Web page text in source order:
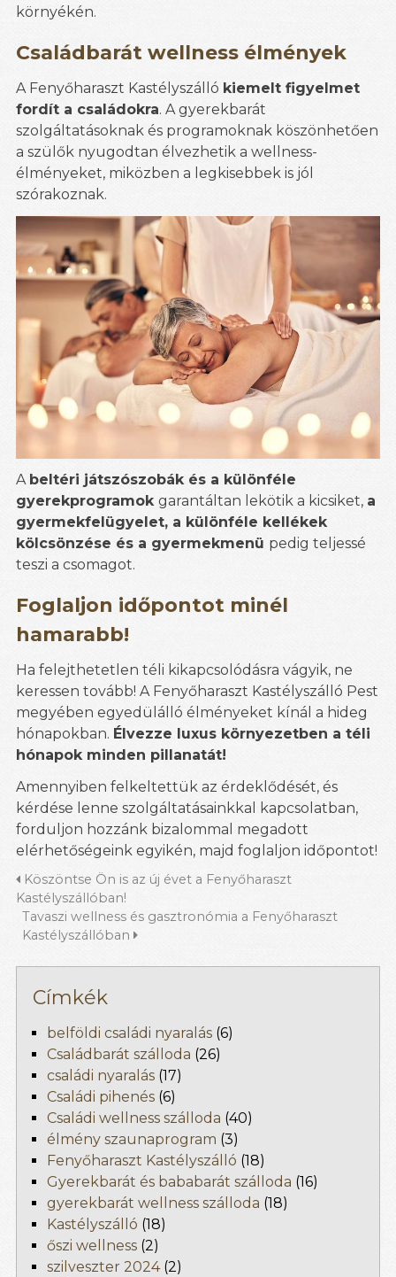
környékén.
Családbarát wellness élmények
A Fenyőharaszt Kastélyszálló kiemelt figyelmet
fordít a családokra. A gyerekbarát
szolgáltatásoknak és programoknak köszönhetően
a szülők nyugodtan élvezhetik a wellness-
élményeket, miközben a legkisebbek is jól
szórakoznak.
A beltéri játszószobák és a különféle
gyerekprogramok garantáltan lekötik a kicsiket, a
gyermekfelügyelet, a különféle kellékek
kölcsönzése és a gyermekmenü pedig teljessé
teszi a csomagot.
Foglaljon időpontot minél
hamarabb!
Ha felejthetetlen téli kikapcsolódásra vágyik, ne
keressen tovább! A Fenyőharaszt Kastélyszálló Pest
megyében egyedülálló élményeket kínál a hideg
hónapokban. Élvezze luxus környezetben a téli
hónapok minden pillanatát!
Amennyiben felkeltettük az érdeklődését, és
kérdése lenne szolgáltatásainkkal kapcsolatban,
forduljon hozzánk bizalommal megadott
elérhetőségeink egyikén, majd foglaljon időpontot!
Köszöntse Ön is az új évet a Fenyőharaszt
Kastélyszállóban!
Tavaszi wellness és gasztronómia a Fenyőharaszt
Kastélyszállóban
Címkék
belföldi családi nyaralás (6)
Családbarát szálloda (26)
családi nyaralás (17)
Családi pihenés (6)
Családi wellness szálloda (40)
élmény szaunaprogram (3)
Fenyőharaszt Kastélyszálló (18)
Gyerekbarát és bababarát szálloda (16)
gyerekbarát wellness szálloda (18)
Kastélyszálló (18)
őszi wellness (2)
szilveszter 2024(2)